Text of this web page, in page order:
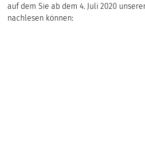
auf dem Sie ab dem 4. Juli 2020
nachlesen können: